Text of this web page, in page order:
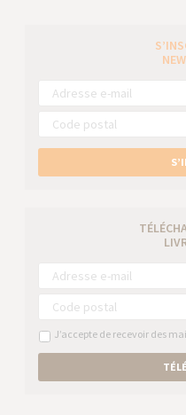
J’accepte de recevoir des